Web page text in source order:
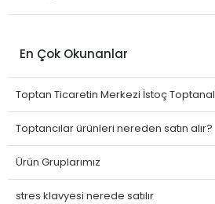
En Çok Okunanlar
Toptan Ticaretin Merkezi İstoç Toptanal
Toptancılar ürünleri nereden satın alır?
Ürün Gruplarımız
stres klavyesi nerede satılır